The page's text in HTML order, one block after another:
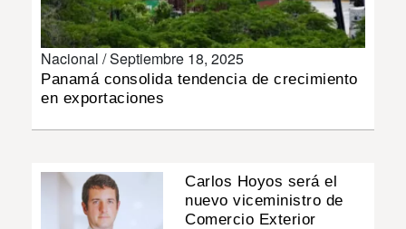
Nacional /Septiembre 18, 2025
Panamá consolida tendencia de crecimiento
en exportaciones
Carlos Hoyos será el
nuevo viceministro de
Comercio Exterior